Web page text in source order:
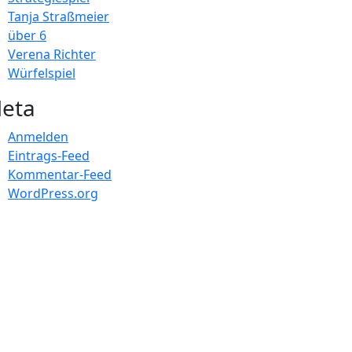
Tanja Straßmeier
über 6
Verena Richter
Würfelspiel
Anmelden
Eintrags-Feed
Kommentar-Feed
WordPress.org